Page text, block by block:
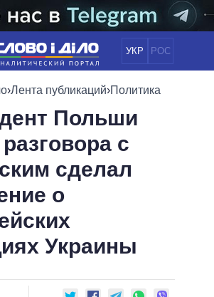
УКР РОС
НОВОСТИ
ПОЛИТИКА
ЭКОНОМИКА
ОБЩЕСТВО
МИР
ОБЕЩАНИЯ
ПОЛИТИКИ
И ОФИС
РАДА
МИНИСТРОВ
ИНФОГРАФИКА
ВИДЕО
ПОДДЕРЖАТЬ
ПОЛИТИКОВ
›Лента публикаций›Политика
Польши
с
сделал
о
Украины